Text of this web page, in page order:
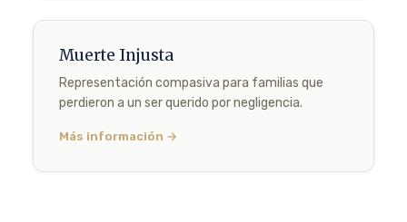
Muerte Injusta
Representación compasiva para familias que
perdieron a un ser querido por negligencia.
Más información →